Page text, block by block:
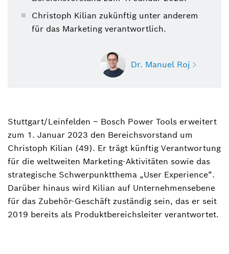
Christoph Kilian zukünftig unter anderem
für das Marketing verantwortlich.
Dr. Manuel Roj
Dr. Manuel Roj
Sprecher Elektrowerkzeuge, Gartengeräte,
Elektrowerkzeug-Zubehör und Messtechnik
(Bosch Power Tools)
+49 711 758-3396
Manuel.Roj@de.bosch.com
Stuttgart/Leinfelden ‒ Bosch Power Tools erweitert
zum 1. Januar 2023 den Bereichsvorstand um
Christoph Kilian (49). Er trägt künftig Verantwortung
für die weltweiten Marketing-Aktivitäten sowie das
strategische Schwerpunktthema „User Experience“.
Darüber hinaus wird Kilian auf Unternehmensebene
für das Zubehör-Geschäft zuständig sein, das er seit
2019 bereits als Produktbereichsleiter verantwortet.